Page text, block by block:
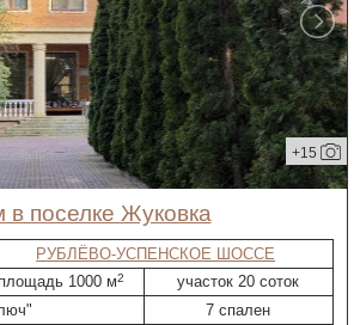
+15
в поселке Жуковка
РУБЛЁВО-УСПЕНСКОЕ ШОССЕ
площадь 1000 м2
участок 20 соток
7 спален